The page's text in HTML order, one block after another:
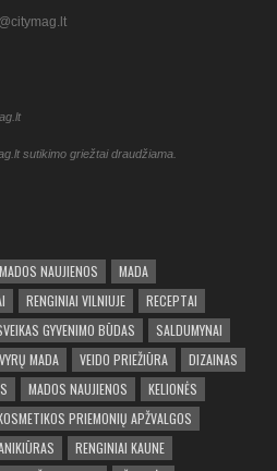
sutikimo griežtai draudžiama.
NAUJIENOS
MADA
RENGINIAI VILNIUJE
RECEPTAI
GYVENIMO BŪDAS
SALDUMYNAI
VYRŲ MADA VEIDO PRIEŽIŪRA
DIZAINAS
MADOS NAUJIENOS
KELIONĖS
PRIEMONIŲ APŽVALGOS
RENGINIAI KAUNE